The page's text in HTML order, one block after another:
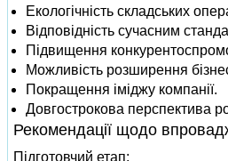
Екологічність складських
Відповідність сучасним
Підвищення
Можливість розширення
Покращення іміджу компанії.
Довгострокова перспектива
Рекомендації щодо
Підготовчий етап: